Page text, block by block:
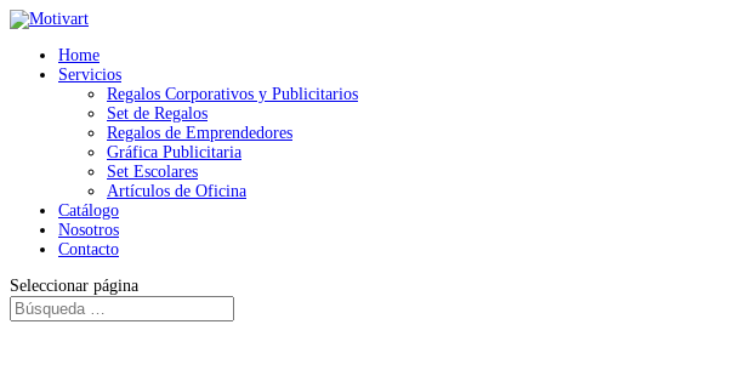
Home
Servicios
Regalos Corporativos y Publicitarios
Set de Regalos
Regalos de Emprendedores
Gráfica Publicitaria
Set Escolares
Artículos de Oficina
Catálogo
Nosotros
Contacto
Seleccionar página